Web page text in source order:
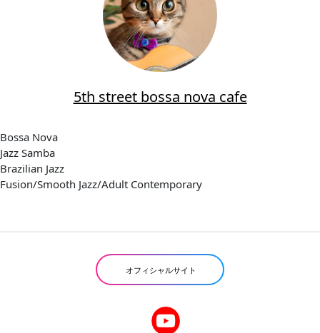
5th street bossa nova cafe
Bossa Nova
Jazz Samba
Brazilian Jazz
Fusion/Smooth Jazz/Adult Contemporary
オフィシャルサイト